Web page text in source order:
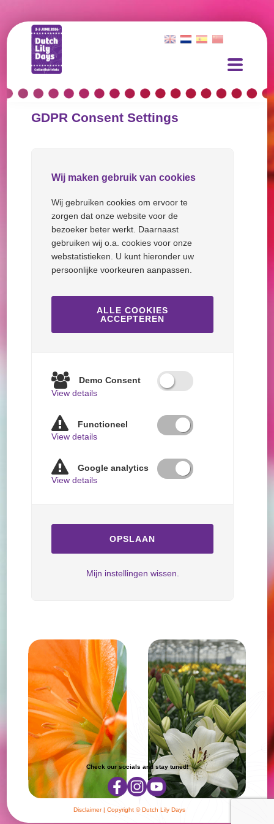
GDPR Consent Settings
Wij maken gebruik van cookies
Wij gebruiken cookies om ervoor te
zorgen dat onze website voor de
bezoeker beter werkt. Daarnaast
gebruiken wij o.a. cookies voor onze
webstatistieken. U kunt hieronder uw
persoonlijke voorkeuren aanpassen.
ALLE COOKIES
ACCEPTEREN
Demo Consent
View details
Functioneel
View details
Google analytics
View details
OPSLAAN
Mijn instellingen wissen.
Check our socials and stay tuned!
Disclaimer| Copyright © Dutch Lily Days